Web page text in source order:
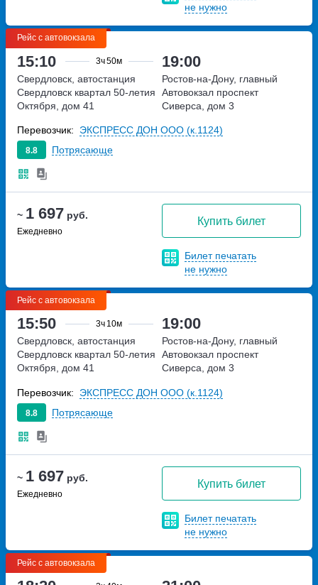
не нужно
Рейс с автовокзала
15:10 3ч50м 19:00
~ 1 697 руб.
Ежедневно
Купить билет
Билет печатать
не нужно
Свердловск, автостанция
Свердловск квартал 50-летия
Октября, дом 41
Ростов-на-Дону, главный
Автовокзал проспект
Сиверса, дом 3
8.8 Потрясающе
Перевозчик: ЭКСПРЕСС ДОН ООО (к.1124)
Рейс с автовокзала
15:50 3ч 10м 19:00
~ 1 697 руб.
Ежедневно
Купить билет
Билет печатать
не нужно
Свердловск, автостанция
Свердловск квартал 50-летия
Октября, дом 41
Ростов-на-Дону, главный
Автовокзал проспект
Сиверса, дом 3
8.8 Потрясающе
Перевозчик: ЭКСПРЕСС ДОН ООО (к.1124)
Рейс с автовокзала